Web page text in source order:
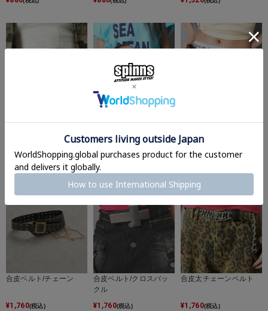
1,320(税込)
合皮ベルト/ドット
¥1,320(税込) ¥1,320 (税込)
合皮ベルト/チェーン
¥1,760(税込)
合皮ベルト/クロスバッ
クル
¥1,760(税込)
合皮太チェーンベルト
¥1,760(税込)